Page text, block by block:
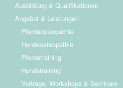
Ausbildung & Qualifikationen
Angebot & Leistungen
Pferdeosteopathie
Hundeosteopathie
Pferdetraining
Hundetraining
Vorträge, Workshops & Seminare